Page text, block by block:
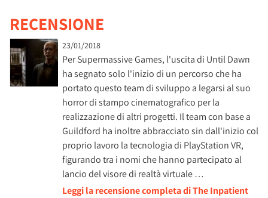
RECENSIONE
23/01/2018
Per Supermassive Games, l'uscita di Until Dawn
ha segnato solo l'inizio di un percorso che ha
portato questo team di sviluppo a legarsi al suo
horror di stampo cinematografico per la
realizzazione di altri progetti. Il team con base a
Guildford ha inoltre abbracciato sin dall'inizio col
proprio lavoro la tecnologia di PlayStation VR,
figurando tra i nomi che hanno partecipato al
lancio del visore di realtà virtuale …
Leggi la recensione completa di The Inpatient